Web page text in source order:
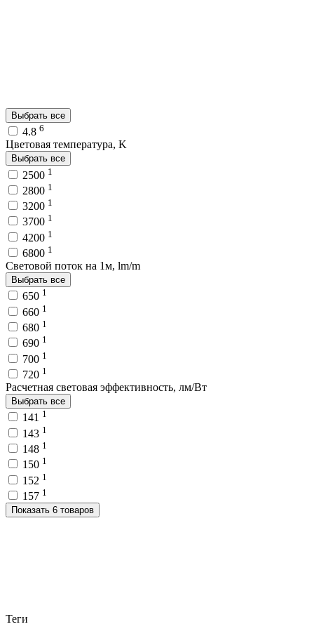
Выбрать все
4.8 6
Цветовая температура, K
Выбрать все
2500 1
2800 1
3200 1
3700 1
4200 1
6800 1
Световой поток на 1м, lm/m
Выбрать все
650 1
660 1
680 1
690 1
700 1
720 1
Расчетная световая эффективность, лм/Вт
Выбрать все
141 1
143 1
148 1
150 1
152 1
157 1
Показать 6 товаров
Теги